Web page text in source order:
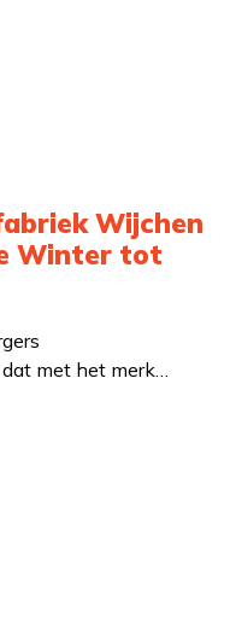
Wijchen
Winter tot
met het merk…